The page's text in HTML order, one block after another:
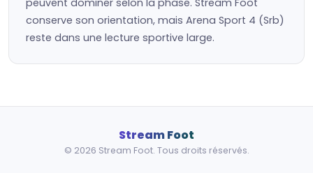
peuvent dominer selon la phase. Stream Foot
conserve son orientation, mais Arena Sport 4 (Srb)
reste dans une lecture sportive large.
Stream Foot
© 2026 Stream Foot. Tous droits réservés.